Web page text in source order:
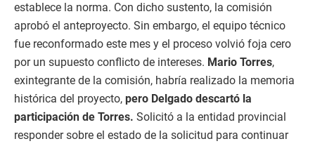
establece la norma. Con dicho sustento, la comisión
aprobó el anteproyecto. Sin embargo, el equipo técnico
fue reconformado este mes y el proceso volvió foja cero
por un supuesto conflicto de intereses. Mario Torres,
exintegrante de la comisión, habría realizado la memoria
histórica del proyecto, pero Delgado descartó la
participación de Torres. Solicitó a la entidad provincial
responder sobre el estado de la solicitud para continuar